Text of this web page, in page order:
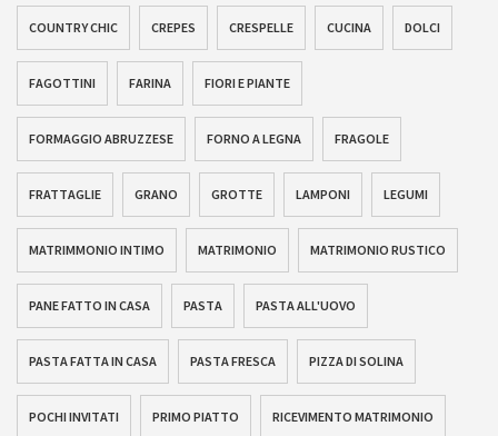
COUNTRY CHIC CREPES CRESPELLE CUCINA DOLCI
FAGOTTINI FARINA FIORI E PIANTE
FORMAGGIO ABRUZZESE FORNO A LEGNA FRAGOLE
FRATTAGLIE GRANO GROTTE LAMPONI LEGUMI
MATRIMMONIO INTIMO MATRIMONIO MATRIMONIO RUSTICO
PANE FATTO IN CASA PASTA PASTA ALL'UOVO
PASTA FATTA IN CASA PASTA FRESCA PIZZA DI SOLINA
POCHI INVITATI PRIMO PIATTO RICEVIMENTO MATRIMONIO